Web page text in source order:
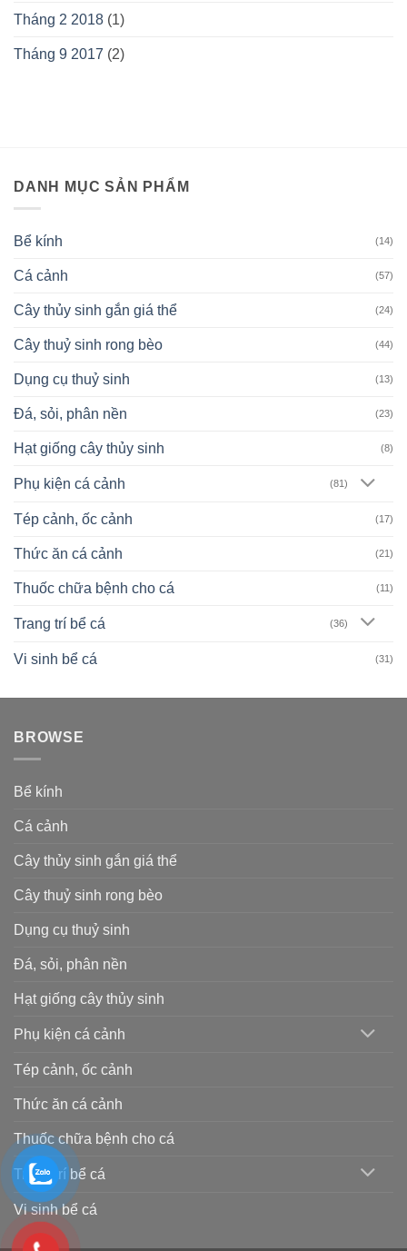
Tháng 2 2018 (1)
Tháng 9 2017 (2)
DANH MỤC SẢN PHẨM
Bể kính (14)
Cá cảnh (57)
Cây thủy sinh gắn giá thể (24)
Cây thuỷ sinh rong bèo (44)
Dụng cụ thuỷ sinh (13)
Đá, sỏi, phân nền (23)
Hạt giống cây thủy sinh (8)
Phụ kiện cá cảnh (81)
Tép cảnh, ốc cảnh (17)
Thức ăn cá cảnh (21)
Thuốc chữa bệnh cho cá (11)
Trang trí bể cá (36)
Vi sinh bể cá (31)
BROWSE
Bể kính
Cá cảnh
Cây thủy sinh gắn giá thể
Cây thuỷ sinh rong bèo
Dụng cụ thuỷ sinh
Đá, sỏi, phân nền
Hạt giống cây thủy sinh
Phụ kiện cá cảnh
Tép cảnh, ốc cảnh
Thức ăn cá cảnh
Thuốc chữa bệnh cho cá
Trang trí bể cá
Vi sinh bể cá